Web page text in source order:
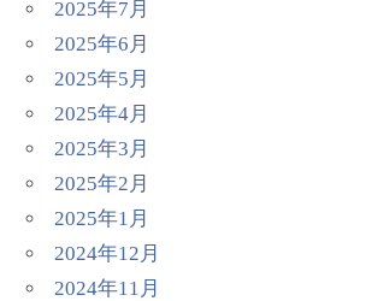
2025年7月
2025年6月
2025年5月
2025年4月
2025年3月
2025年2月
2025年1月
2024年12月
2024年11月